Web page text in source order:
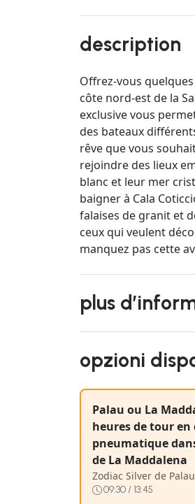
description
Offrez-vous
côte nord-est de la
exclusive vous
des bateaux
rêve que vous
rejoindre des lieux
blanc et leur mer
baigner à Cala
falaises de granit et
ceux qui veulent
manquez pas cette
plus
opzioni
Palau ou La
heures de tour en
pneumatique
de La Maddalena
Zodiac Silver de Palau
09:30 / 13:45